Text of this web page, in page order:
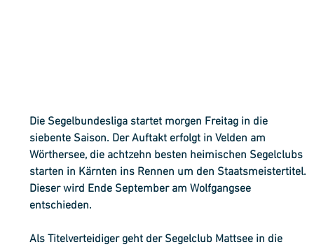
Die Segelbundesliga startet morgen Freitag in die
siebente Saison. Der Auftakt erfolgt in Velden am
Wörthersee, die achtzehn besten heimischen Segelclubs
starten in Kärnten ins Rennen um den Staatsmeistertitel.
Dieser wird Ende September am Wolfgangsee
entschieden.
Als Titelverteidiger geht der Segelclub Mattsee in die